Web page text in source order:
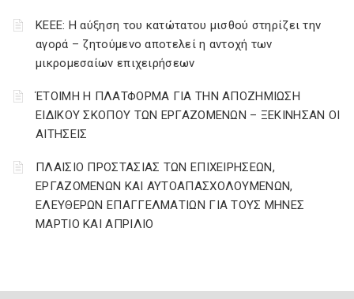
ΚΕΕΕ: Η αύξηση του κατώτατου μισθού στηρίζει την
αγορά – ζητούμενο αποτελεί η αντοχή των
μικρομεσαίων επιχειρήσεων
ΈΤΟΙΜΗ Η ΠΛΑΤΦΟΡΜΑ ΓΙΑ ΤΗΝ ΑΠΟΖΗΜΙΩΣΗ
ΕΙΔΙΚΟΥ ΣΚΟΠΟΥ ΤΩΝ ΕΡΓΑΖΟΜΕΝΩΝ – ΞΕΚΙΝΗΣΑΝ ΟΙ
ΑΙΤΗΣΕΙΣ
ΠΛΑΙΣΙΟ ΠΡΟΣΤΑΣΙΑΣ ΤΩΝ ΕΠΙΧΕΙΡΗΣΕΩΝ,
ΕΡΓΑΖΟΜΕΝΩΝ ΚΑΙ ΑΥΤΟΑΠΑΣΧΟΛΟΥΜΕΝΩΝ,
ΕΛΕΥΘΕΡΩΝ ΕΠΑΓΓΕΛΜΑΤΙΩΝ ΓΙΑ ΤΟΥΣ ΜΗΝΕΣ
ΜΑΡΤΙΟ ΚΑΙ ΑΠΡΙΛΙΟ